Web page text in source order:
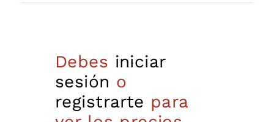
Debes iniciar
sesión o
registrarte para